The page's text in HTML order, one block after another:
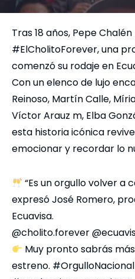
Tras 18 años, Pepe
#ElCholitoForever, una
comenzó su rodaje en
Con un elenco de lujo
Reinoso, Martín Calle,
Víctor Arauz m, Elba
esta historia icónica
emocionar y recordar lo
“Es un orgullo volver a
expresó José Romero,
Ecuavisa.
@cholito.forever
Muy pronto sabrás
estreno. #OrgulloNacional